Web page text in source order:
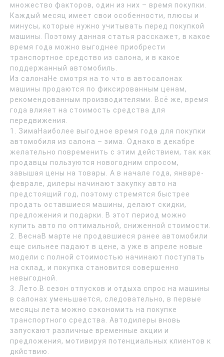
множество факторов, один из них – время покупки.
Каждый месяц имеет свои особенности, плюсы и
минусы, которые нужно учитывать перед покупкой
машины. Поэтому данная статья расскажет, в какое
время года можно выгоднее приобрести
транспортное средство из салона, и в какое
поддержанный автомобиль.
Из салонаНе смотря на то что в автосалонах
машины продаются по фиксированным ценам,
рекомендованным производителями. Всё же, время
года влияет на стоимость средства для
передвижения.
1. ЗимаНаиболее выгодное время года для покупки
автомобиля из салона – зима. Однако в декабре
желательно повременить с этим действием, так как
продавцы пользуются новогодним спросом,
завышая цены на товары. А в начале года, январе-
феврале, дилеры начинают закупку авто на
предстоящий год, поэтому стремятся быстрее
продать оставшиеся машины, делают скидки,
предложения и подарки. В этот период можно
купить авто по оптимальной, сниженной стоимости.
2. ВеснаВ марте не продавшиеся ранее автомобили
еще сильнее падают в цене, а уже в апреле новые
модели с полной стоимостью начинают поступать
на склад, и покупка становится совершенно
невыгодной.
3. Лето.В сезон отпусков и отдыха спрос на машины
в салонах уменьшается, следовательно, в первые
месяцы лета можно сэкономить на покупке
транспортного средства. Автодилеры вновь
запускают различные временные акции и
предложения, мотивируя потенциальных клиентов к
дкйствию.